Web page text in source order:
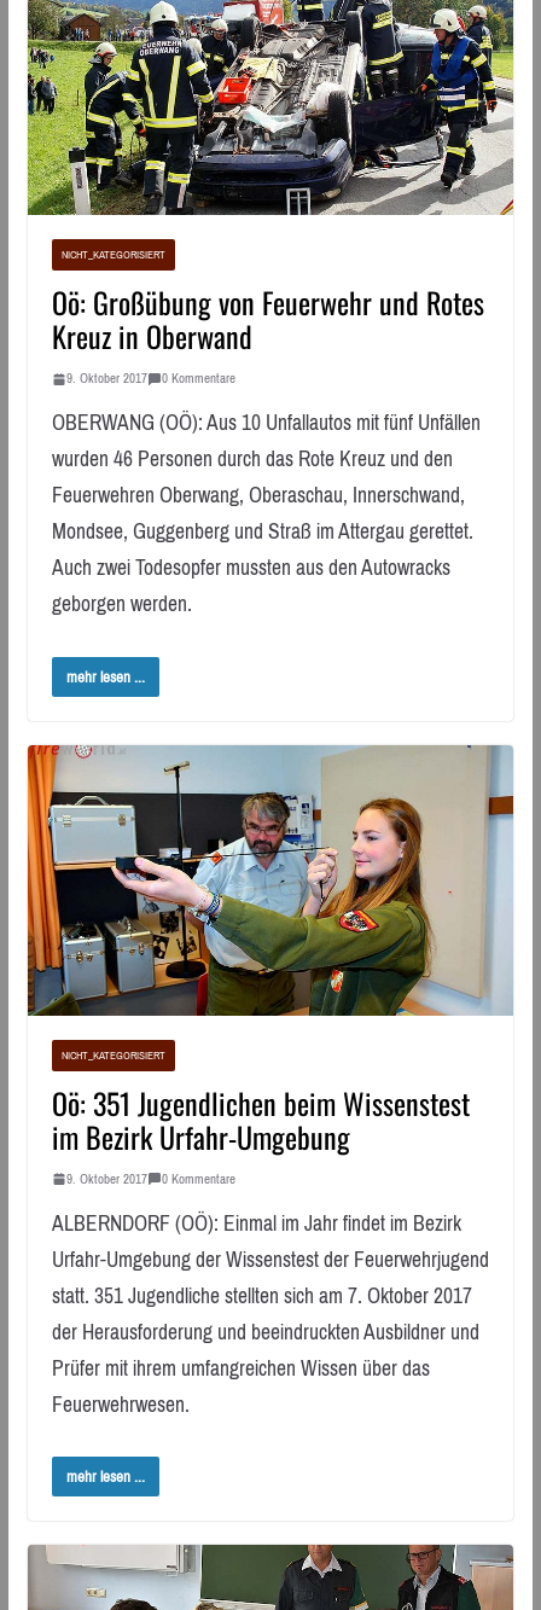
NICHT_KATEGORISIERT
Oö: Großübung von Feuerwehr und Rotes
Kreuz in Oberwand
9. Oktober 2017 0 Kommentare
OBERWANG (OÖ): Aus 10 Unfallautos mit fünf Unfällen
wurden 46 Personen durch das Rote Kreuz und den
Feuerwehren Oberwang, Oberaschau, Innerschwand,
Mondsee, Guggenberg und Straß im Attergau gerettet.
Auch zwei Todesopfer mussten aus den Autowracks
geborgen werden.
mehr lesen ...
NICHT_KATEGORISIERT
Oö: 351 Jugendlichen beim Wissenstest
im Bezirk Urfahr-Umgebung
9. Oktober 2017 0 Kommentare
ALBERNDORF (OÖ): Einmal im Jahr findet im Bezirk
Urfahr-Umgebung der Wissenstest der Feuerwehrjugend
statt. 351 Jugendliche stellten sich am 7. Oktober 2017
der Herausforderung und beeindruckten Ausbildner und
Prüfer mit ihrem umfangreichen Wissen über das
Feuerwehrwesen.
mehr lesen ...